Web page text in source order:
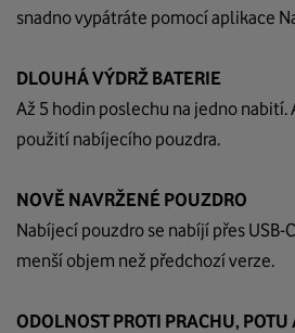
snadno vypátráte pomocí aplikace
DLOUHÁ VÝDRŽ BATERIE
Až 5 hodin poslechu na jedno nabití.
použití nabíjecího pouzdra.
NOVĚ NAVRŽENÉ POUZDRO
Nabíjecí pouzdro se nabíjí přes
menší objem než předchozí verze.
ODOLNOST PROTI PRACHU, POTU